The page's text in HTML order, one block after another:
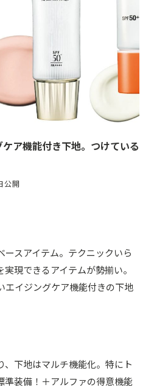
ア機能付き下地。つけている
公開
ースアイテム。テクニックいら
現できるアイテムが勢揃い。
エイジングケア機能付きの下地
下地はマルチ機能化。特にト
準装備！＋アルファの得意機能